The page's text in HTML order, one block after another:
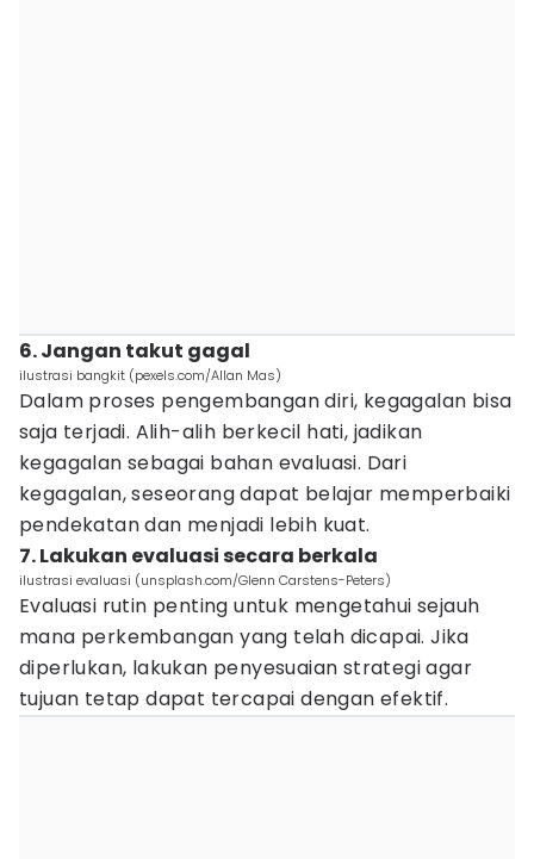
6. Jangan takut gagal
ilustrasi bangkit (pexels.com/Allan Mas)
Dalam proses pengembangan diri, kegagalan bisa
saja terjadi. Alih-alih berkecil hati, jadikan
kegagalan sebagai bahan evaluasi. Dari
kegagalan, seseorang dapat belajar memperbaiki
pendekatan dan menjadi lebih kuat.
7. Lakukan evaluasi secara berkala
ilustrasi evaluasi (unsplash.com/Glenn Carstens-Peters)
Evaluasi rutin penting untuk mengetahui sejauh
mana perkembangan yang telah dicapai. Jika
diperlukan, lakukan penyesuaian strategi agar
tujuan tetap dapat tercapai dengan efektif.